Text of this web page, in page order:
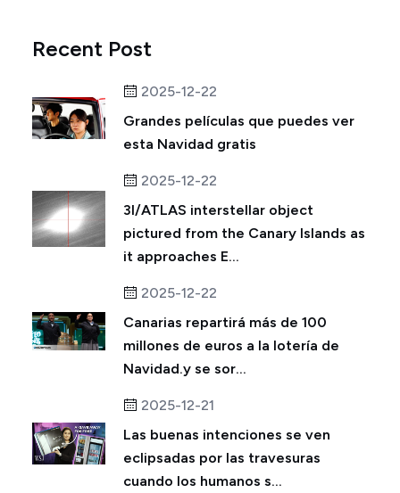
Recent Post
2025-12-22
Grandes películas que puedes ver
esta Navidad gratis
2025-12-22
3I/ATLAS interstellar object
pictured from the Canary Islands as
it approaches E...
2025-12-22
Canarias repartirá más de 100
millones de euros a la lotería de
Navidad.y se sor...
2025-12-21
Las buenas intenciones se ven
eclipsadas por las travesuras
cuando los humanos s...